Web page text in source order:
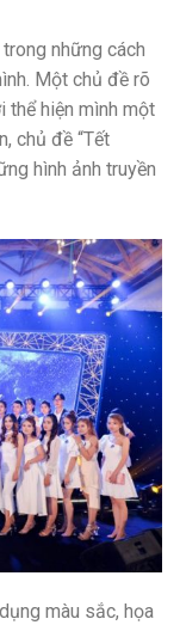
những cách
Một chủ đề rõ
thể hiện mình một
chủ đề “Tết
hình ảnh truyền
màu sắc, họa